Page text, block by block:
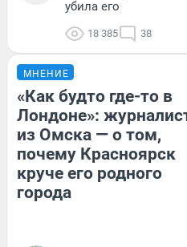
убила его
18 385 38
МНЕНИЕ
«Как будто где-то в
Лондоне»:
из Омска — о том,
почему Красноярск
круче его родного
города